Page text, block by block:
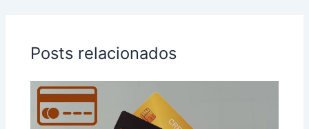
Posts relacionados